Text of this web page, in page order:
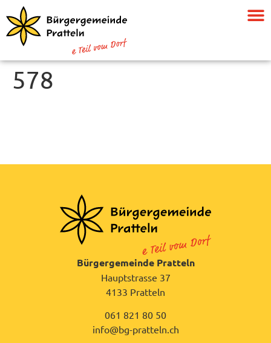
578
Bürgergemeinde Pratteln
Hauptstrasse 37
4133 Pratteln
061 821 80 50
info@bg-pratteln.ch